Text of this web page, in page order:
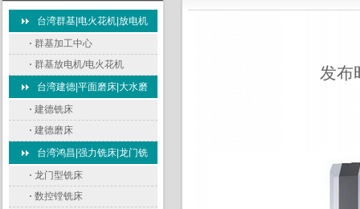
台湾群基|电火花机|放电机
· 群基加工中心
· 群基放电机/电火花机
台湾建德|平面磨床|大水磨
· 建德铣床
· 建德磨床
台湾鸿昌|强力铣床|龙门铣
· 龙门型铣床
· 数控镗铣床
发布